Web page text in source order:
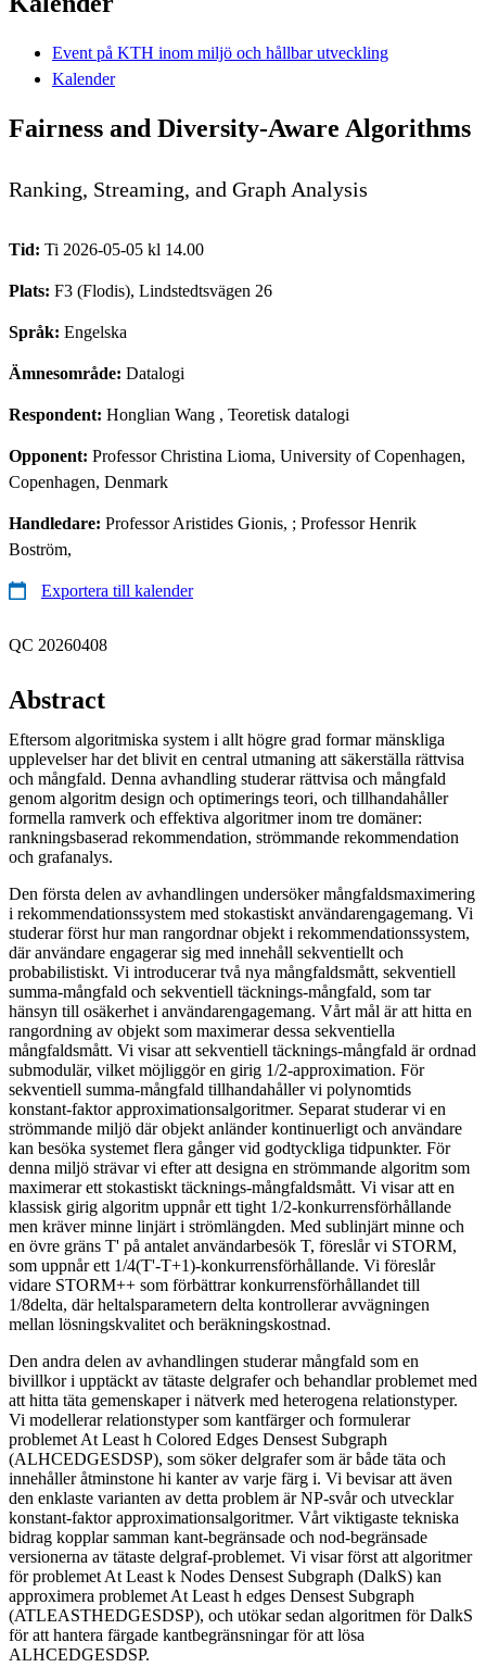
Event på KTH inom miljö och hållbar utveckling
Kalender
Fairness and Diversity-Aware Algorithms
Ranking, Streaming, and Graph Analysis
Tid: Ti 2026-05-05 kl 14.00
Plats: F3 (Flodis), Lindstedtsvägen 26
Språk: Engelska
Ämnesområde: Datalogi
Respondent: Honglian Wang , Teoretisk datalogi
Opponent: Professor Christina Lioma, University of Copenhagen,
Copenhagen, Denmark
Handledare: Professor Aristides Gionis, ; Professor Henrik
Boström,
Exportera till kalender
QC 20260408
Abstract
Eftersom algoritmiska system i allt högre grad formar mänskliga
upplevelser har det blivit en central utmaning att säkerställa rättvisa
och mångfald. Denna avhandling studerar rättvisa och mångfald
genom algoritm design och optimerings teori, och tillhandahåller
formella ramverk och effektiva algoritmer inom tre domäner:
rankningsbaserad rekommendation, strömmande rekommendation
och grafanalys.
Den första delen av avhandlingen undersöker mångfaldsmaximering
i rekommendationssystem med stokastiskt användarengagemang. Vi
studerar först hur man rangordnar objekt i rekommendationssystem,
där användare engagerar sig med innehåll sekventiellt och
probabilistiskt. Vi introducerar två nya mångfaldsmått, sekventiell
summa-mångfald och sekventiell täcknings-mångfald, som tar
hänsyn till osäkerhet i användarengagemang. Vårt mål är att hitta en
rangordning av objekt som maximerar dessa sekventiella
mångfaldsmått. Vi visar att sekventiell täcknings-mångfald är ordnad
submodulär, vilket möjliggör en girig 1/2-approximation. För
sekventiell summa-mångfald tillhandahåller vi polynomtids
konstant-faktor approximationsalgoritmer. Separat studerar vi en
strömmande miljö där objekt anländer kontinuerligt och användare
kan besöka systemet flera gånger vid godtyckliga tidpunkter. För
denna miljö strävar vi efter att designa en strömmande algoritm som
maximerar ett stokastiskt täcknings-mångfaldsmått. Vi visar att en
klassisk girig algoritm uppnår ett tight 1/2-konkurrensförhållande
men kräver minne linjärt i strömlängden. Med sublinjärt minne och
en övre gräns T' på antalet användarbesök T, föreslår vi STORM,
som uppnår ett 1/4(T'-T+1)-konkurrensförhållande. Vi föreslår
vidare STORM++ som förbättrar konkurrensförhållandet till
1/8delta, där heltalsparametern delta kontrollerar avvägningen
mellan lösningskvalitet och beräkningskostnad.
Den andra delen av avhandlingen studerar mångfald som en
bivillkor i upptäckt av tätaste delgrafer och behandlar problemet med
att hitta täta gemenskaper i nätverk med heterogena relationstyper.
Vi modellerar relationstyper som kantfärger och formulerar
problemet At Least h Colored Edges Densest Subgraph
(ALHCEDGESDSP), som söker delgrafer som är både täta och
innehåller åtminstone hi kanter av varje färg i. Vi bevisar att även
den enklaste varianten av detta problem är NP-svår och utvecklar
konstant-faktor approximationsalgoritmer. Vårt viktigaste tekniska
bidrag kopplar samman kant-begränsade och nod-begränsade
versionerna av tätaste delgraf-problemet. Vi visar först att algoritmer
för problemet At Least k Nodes Densest Subgraph (DalkS) kan
approximera problemet At Least h edges Densest Subgraph
(ATLEASTHEDGESDSP), och utökar sedan algoritmen för DalkS
för att hantera färgade kantbegränsningar för att lösa
ALHCEDGESDSP.